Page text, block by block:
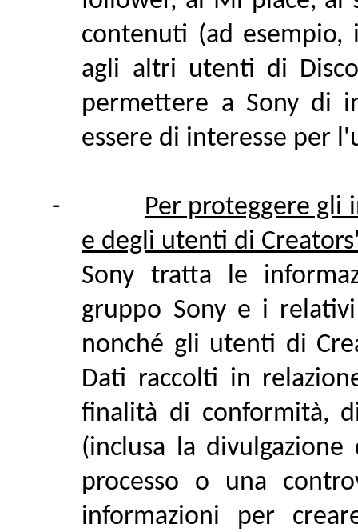
contenuti (ad
agli altri utenti di
permettere a Sony di
essere di interesse per
-
Per proteggere gli
e degli utenti di
Sony tratta le
gruppo Sony e i
nonché gli utenti di
Dati raccolti in
finalità di conformità,
(inclusa la
processo o una
informazioni per